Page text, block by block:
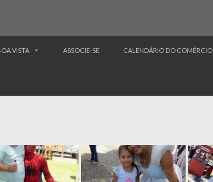
VISTA ASSOCIE-SE CALENDÁRIO DO COMÉRCIO